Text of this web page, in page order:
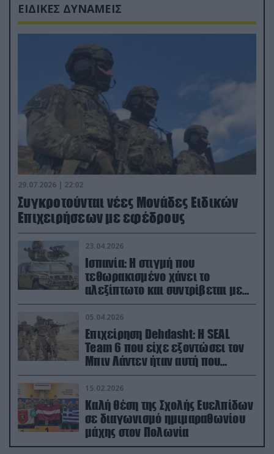
ΕΙΔΙΚΕΣ ΔΥΝΑΜΕΙΣ
29.07.2026 | 22:02
Συγκροτούνται νέες Μονάδες Ειδικών
Επιχειρήσεων με εφέδρους
23.04.2026
Ισπανία: Η στιγμή που
τεθωρακισμένο χάνει το
αλεξίπτωτο και συντρίβεται με
ορμή στο έδαφος (βίντεο)
05.04.2026
Επιχείρηση Dehdasht: Η SEAL
Team 6 που είχε εξοντώσει τον
Μπιν Λάντεν ήταν αυτή που
διέσωσε τον πιλότο του F-15
15.02.2026
Καλή θέση της Σχολής Ευελπίδων
σε διαγωνισμό ημιμαραθωνίου
μάχης στον Πολωνία